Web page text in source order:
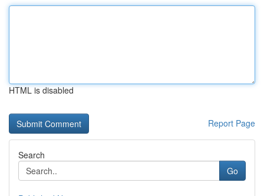
HTML is disabled
Report Page
Search
Go